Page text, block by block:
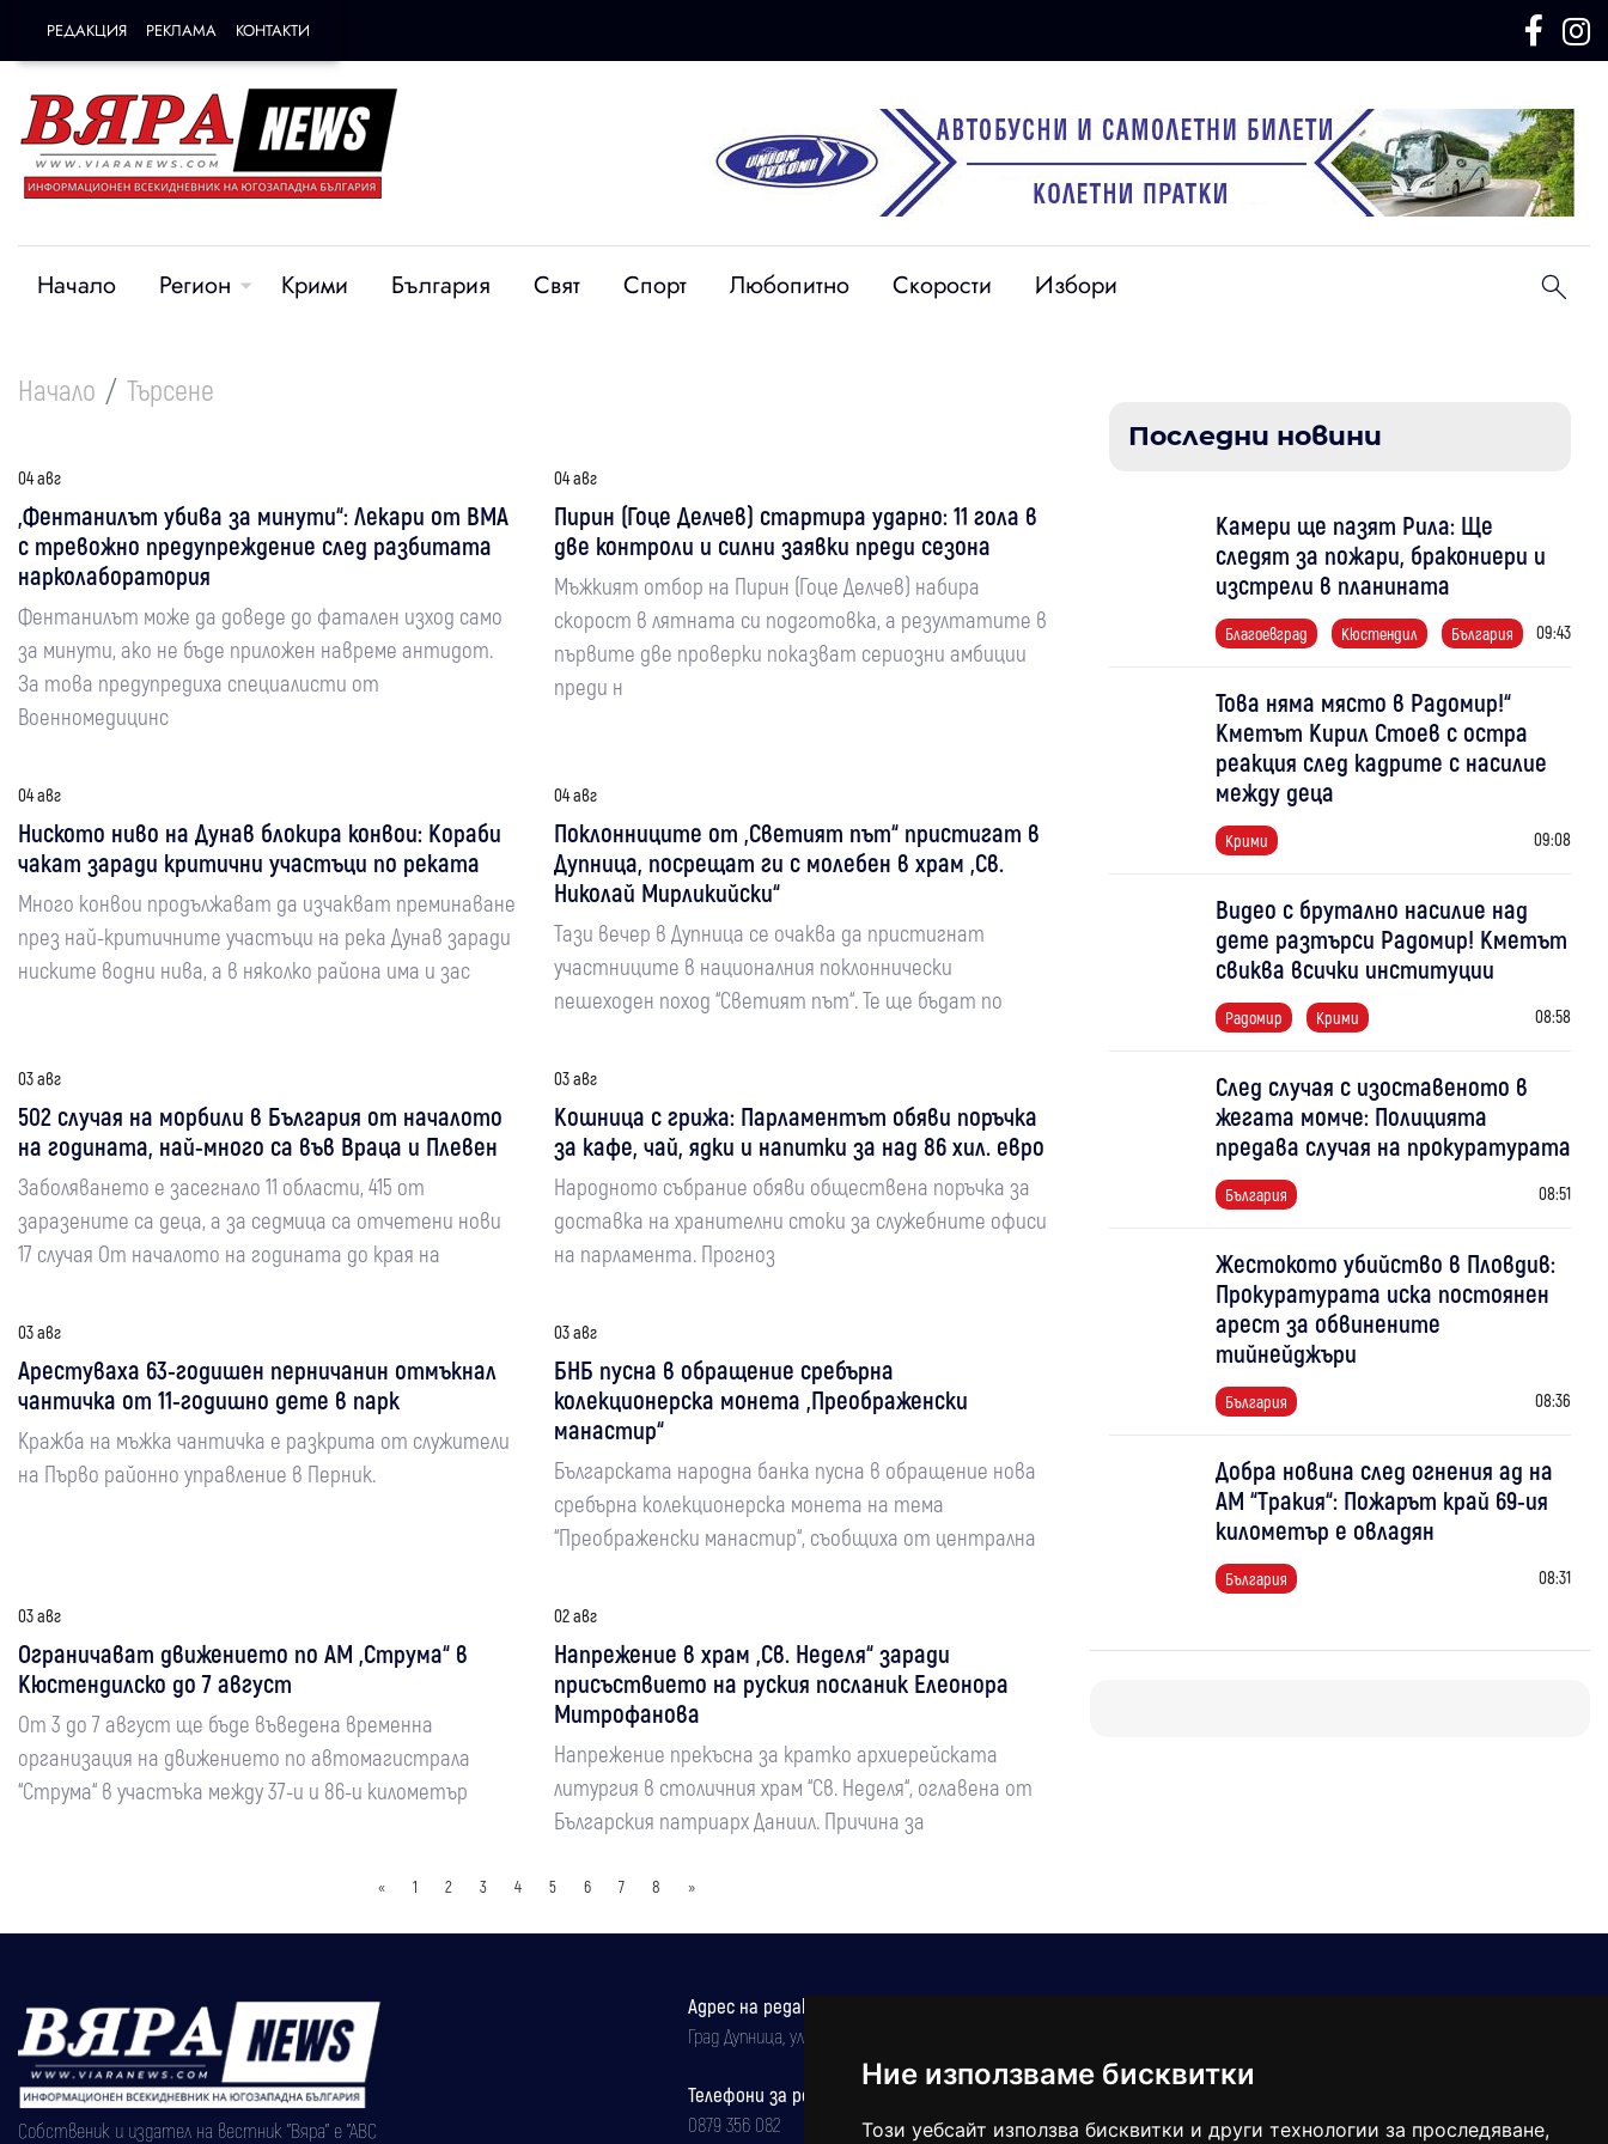
Ние използваме бисквитки
Този уебсайт използва бисквитки и други технологии за проследяване,
РЕДАКЦИЯ РЕКЛАМА КОНТАКТИ
Начало Регион Крими България Свят Спорт Любопитно Скорости Избори
Начало Търсене
04 авг
„Фентанилът убива за минути“: Лекари от ВМА
с тревожно предупреждение след разбитата
нарколаборатория
Фентанилът може да доведе до фатален изход само
за минути, ако не бъде приложен навреме антидот.
За това предупредиха специалисти от
Военномедицинс
04 авг
Пирин (Гоце Делчев) стартира ударно: 11 гола в
две контроли и силни заявки преди сезона
Мъжкият отбор на Пирин (Гоце Делчев) набира
скорост в лятната си подготовка, а резултатите в
първите две проверки показват сериозни амбиции
преди н
04 авг
Ниското ниво на Дунав блокира конвои: Кораби
чакат заради критични участъци по реката
Много конвои продължават да изчакват преминаване
през най-критичните участъци на река Дунав заради
ниските водни нива, а в няколко района има и зас
04 авг
Поклонниците от „Светият път“ пристигат в
Дупница, посрещат ги с молебен в храм „Св.
Николай Мирликийски“
Тази вечер в Дупница се очаква да пристигнат
участниците в националния поклоннически
пешеходен поход “Светият път“. Те ще бъдат по
03 авг
502 случая на морбили в България от началото
на годината, най-много са във Враца и Плевен
Заболяването е засегнало 11 области, 415 от
заразените са деца, а за седмица са отчетени нови
17 случая От началото на годината до края на
03 авг
Кошница с грижа: Парламентът обяви поръчка
за кафе, чай, ядки и напитки за над 86 хил. евро
Народното събрание обяви обществена поръчка за
доставка на хранителни стоки за служебните офиси
на парламента. Прогноз
03 авг
Арестуваха 63-годишен перничанин отмъкнал
чантичка от 11-годишно дете в парк
Кражба на мъжка чантичка е разкрита от служители
на Първо районно управление в Перник.
03 авг
БНБ пусна в обращение сребърна
колекционерска монета „Преображенски
манастир“
Българската народна банка пусна в обращение нова
сребърна колекционерска монета на тема
“Преображенски манастир“, съобщиха от централна
03 авг
Ограничават движението по АМ „Струма“ в
Кюстендилско до 7 август
От 3 до 7 август ще бъде въведена временна
организация на движението по автомагистрала
“Струма“ в участъка между 37-и и 86-и километър
02 авг
Напрежение в храм „Св. Неделя“ заради
присъствието на руския посланик Елеонора
Митрофанова
Напрежение прекъсна за кратко архиерейската
литургия в столичния храм “Св. Неделя“, оглавена от
Българския патриарх Даниил. Причина за
« 1 2 3 4 5 6 7 8 »
Последни новини
Камери ще пазят Рила: Ще
следят за пожари, бракониери и
изстрели в планината
Благоевград Кюстендил България 09:43
Това няма място в Радомир!“
Кметът Кирил Стоев с остра
реакция след кадрите с насилие
между деца
Крими 09:08
Видео с брутално насилие над
дете разтърси Радомир! Кметът
свиква всички институции
Радомир Крими 08:58
След случая с изоставеното в
жегата момче: Полицията
предава случая на прокуратурата
България 08:51
Жестокото убийство в Пловдив:
Прокуратурата иска постоянен
арест за обвинените
тийнейджъри
България 08:36
Добра новина след огнения ад на
АМ “Тракия“: Пожарът край 69-ия
километър е овладян
България 08:31
Собственик и издател на вестник "Вяра" е "АВС
Адрес на редакцията
Град Дупница, ул.''Христо Ботев" 43
Телефони за реклама и абонаменти
0879 356 082
balgarkanews@gmail.com